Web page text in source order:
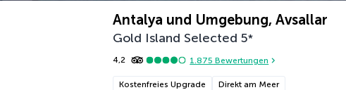
Antalya und Umgebung, Avsallar
Gold Island Selected 5*
4,2 1.875 Bewertungen
Kostenfreies Upgrade Direkt am Meer